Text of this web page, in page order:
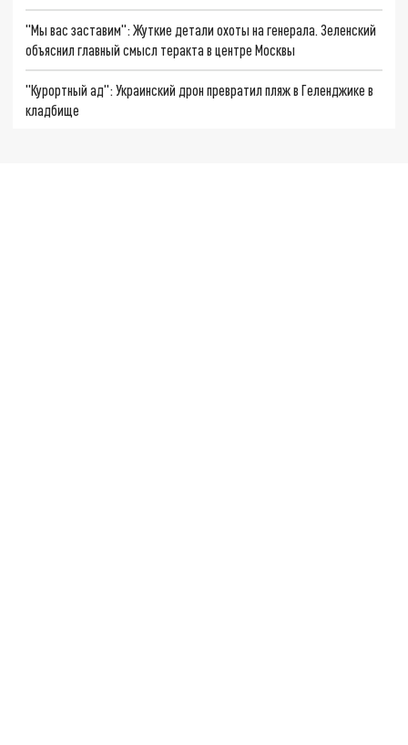
"Мы вас заставим": Жуткие детали охоты на генерала. Зеленский
объяснил главный смысл теракта в центре Москвы
"Курортный ад": Украинский дрон превратил пляж в Геленджике в
кладбище